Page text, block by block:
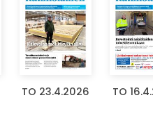
TO 23.4.2026 TO